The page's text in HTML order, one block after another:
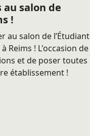
au salon de
!
au salon de l’Étudiant
Reims ! L'occasion de
et de poser toutes
établissement !